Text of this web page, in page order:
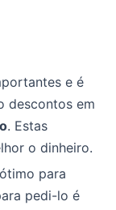
e é
descontos em
. Estas
o dinheiro.
para
pedi-lo é